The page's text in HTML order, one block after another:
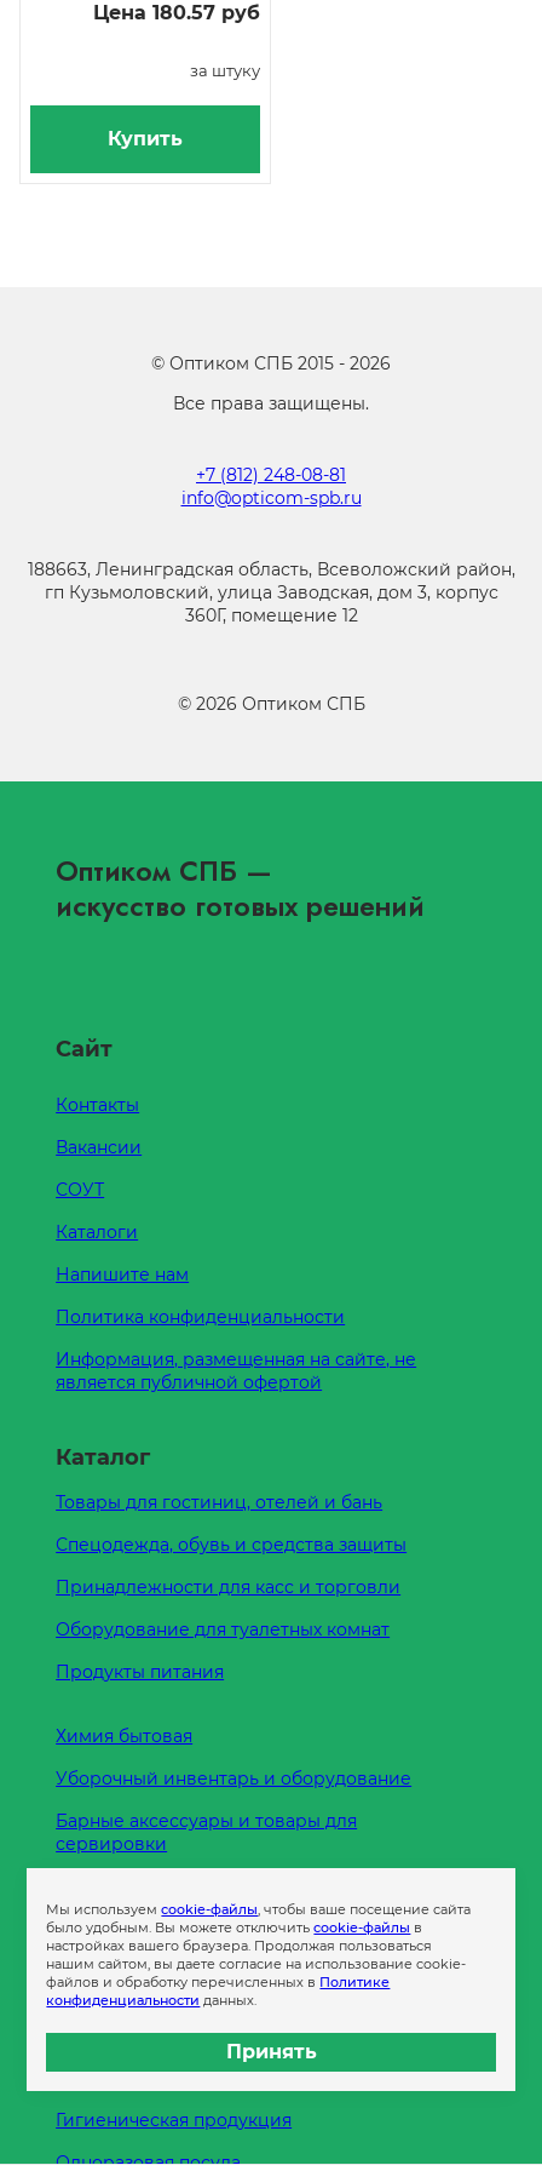
Цена 180.57 руб
за штуку
Купить
© Оптиком СПБ 2015 - 2026
Все права защищены.
+7 (812) 248-08-81
info@opticom-spb.ru
188663, Ленинградская область, Всеволожский район,
гп Кузьмоловский, улица Заводская, дом 3, корпус
360Г, помещение 12
© 2026 Оптиком СПБ
Оптиком СПБ —
искусство готовых решений
Сайт
Контакты
Вакансии
СОУТ
Каталоги
Напишите нам
Политика конфиденциальности
Информация, размещенная на сайте, не
является публичной офертой
Каталог
Товары для гостиниц, отелей и бань
Спецодежда, обувь и средства защиты
Принадлежности для касс и торговли
Оборудование для туалетных комнат
Продукты питания
Химия бытовая
Уборочный инвентарь и оборудование
Барные аксессуары и товары для
сервировки
Пленка
Пакеты и сумки
Контейнеры
Бумага офисная
Гигиеническая продукция
Одноразовая посуда
Мы используемcookie-файлы, чтобы ваше посещение сайта
было удобным. Вы можете отключитьcookie-файлы в
настройках вашего браузера. Продолжая пользоваться
нашим сайтом, вы даете согласие на использование cookie-
файлов и обработку перечисленных в Политике
конфиденциальности данных.
Принять